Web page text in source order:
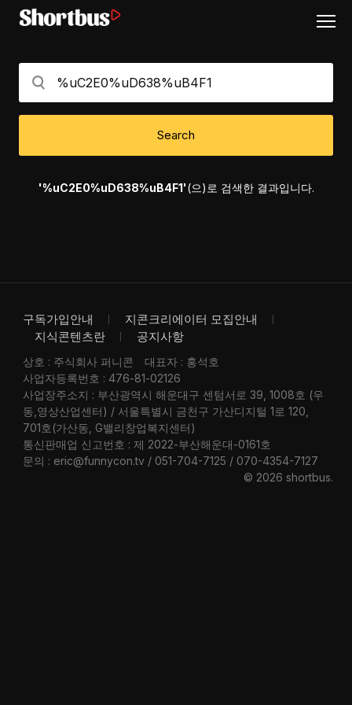
Search
'%uC2E0%uD638%uB4F1'(으)로 검색한 결과입니다.
구독가입안내
지콘크리에이터 모집안내
지식콘텐츠란
공지사항
상호 : 주식회사 퍼니콘
대표자 : 홍석호
사업자등록번호 : 476-81-02126
사업장주소지 : 부산광역시 해운대구 센텀서로 39, 1008호 (우
동,영상산업센터) / 서울특별시 금천구 가산디지털 1로 120,
701호(가산동, G밸리창업복지센터)
통신판매업 신고번호 : 제 2022-부산해운대-0161호
문의 : eric@funnycon.tv / 051-704-7125 / 070-4354-7127
© 2026 shortbus.